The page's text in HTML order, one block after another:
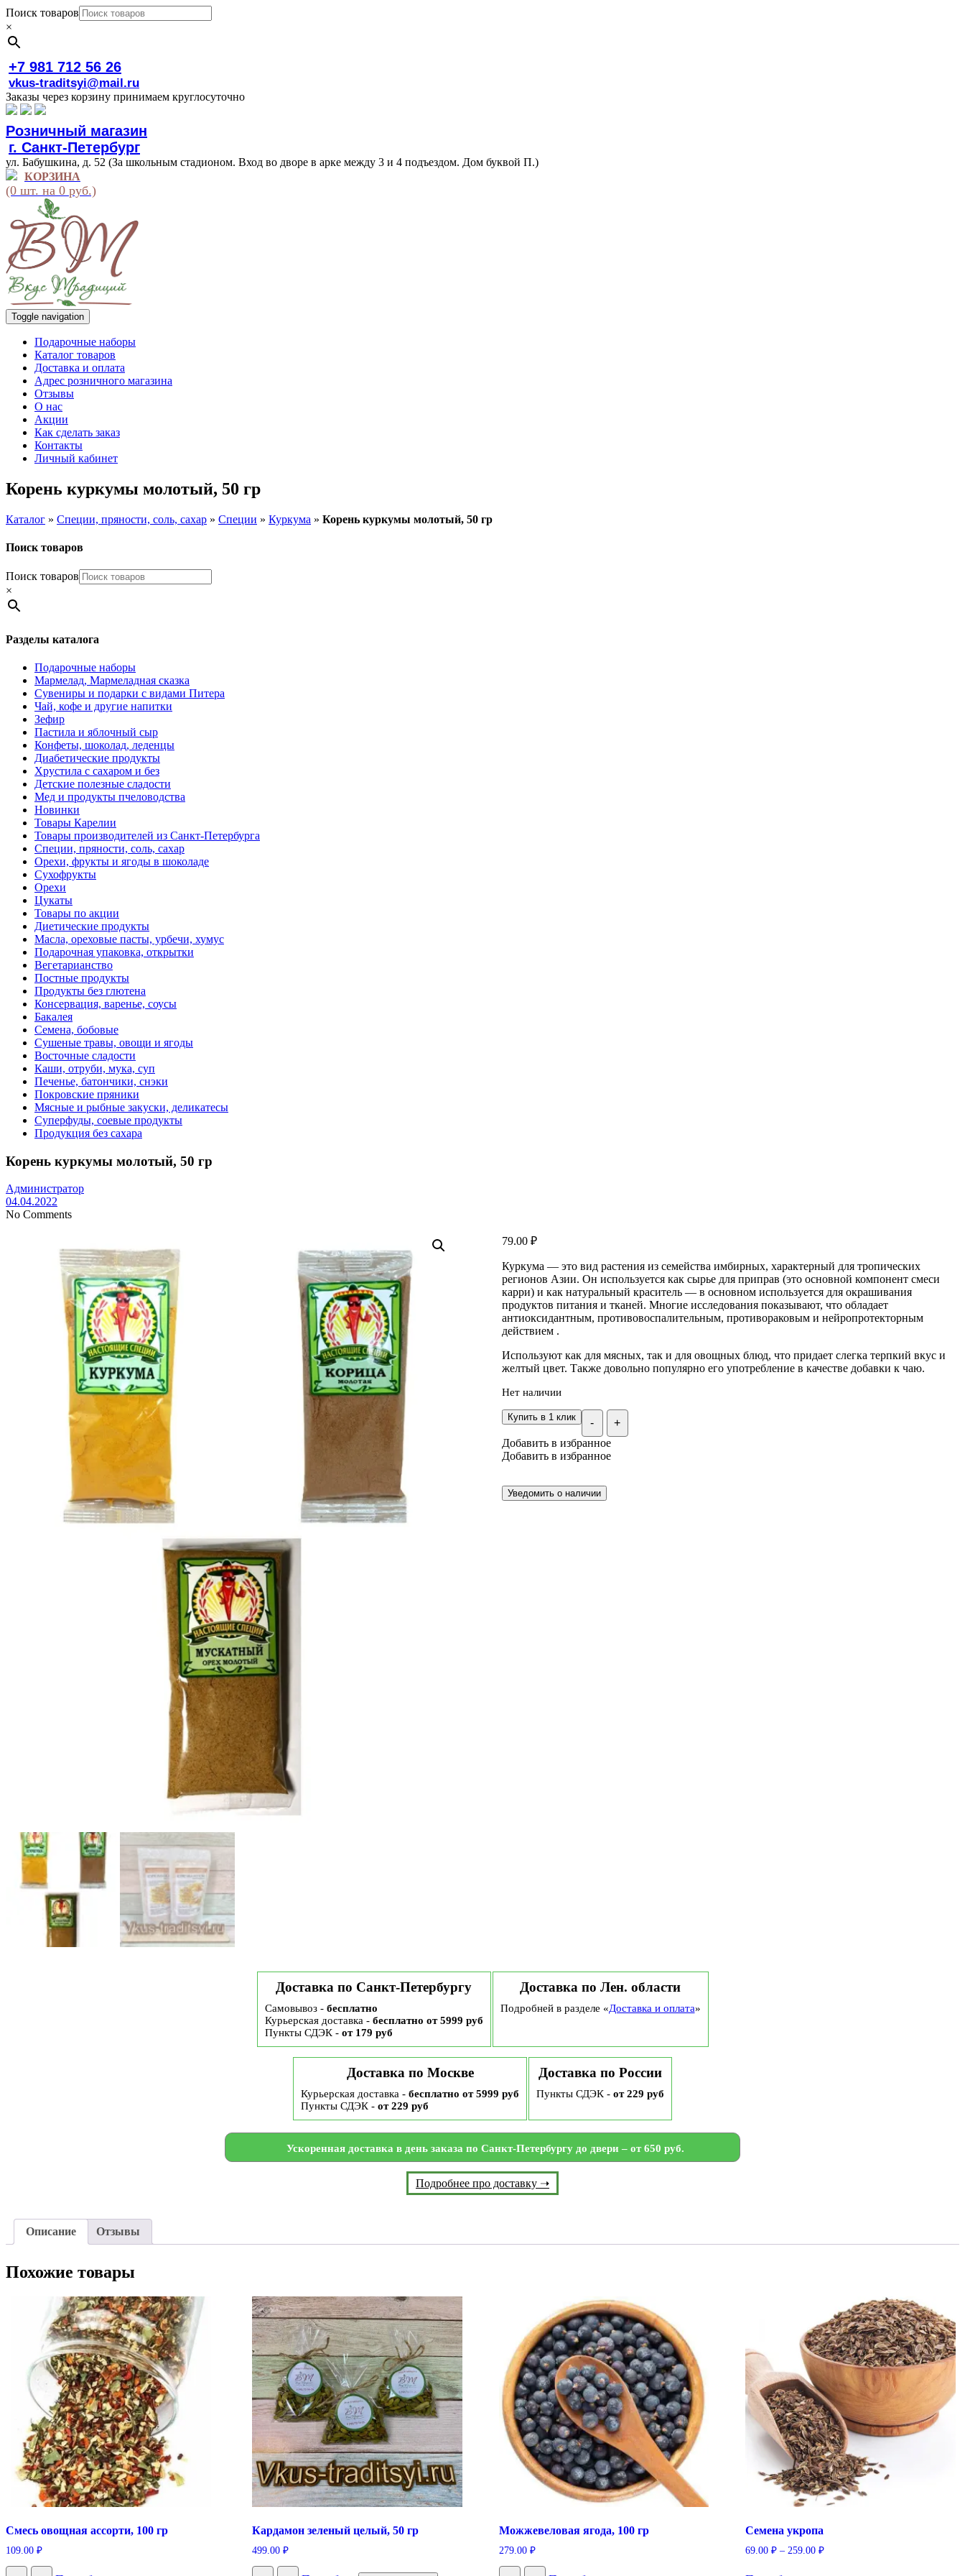
Поиск товаров
×
+7 981 712 56 26
vkus-traditsyi@mail.ru
Заказы через корзину принимаем круглосуточно
Розничный магазин
г. Санкт-Петербург
ул. Бабушкина, д. 52 (За школьным стадионом. Вход во дворе в арке между 3 и 4 подъездом. Дом буквой П.)
КОРЗИНА
(0 шт. на 0 руб.)
Toggle navigation
Подарочные наборы
Каталог товаров
Доставка и оплата
Адрес розничного магазина
Отзывы
О нас
Акции
Как сделать заказ
Контакты
Личный кабинет
Корень куркумы молотый, 50 гр
Каталог » Специи, пряности, соль, сахар » Специи » Куркума » Корень куркумы молотый, 50 гр
Поиск товаров
Поиск товаров
×
Разделы каталога
Подарочные наборы
Мармелад, Мармеладная сказка
Сувениры и подарки с видами Питера
Чай, кофе и другие напитки
Зефир
Пастила и яблочный сыр
Конфеты, шоколад, леденцы
Диабетические продукты
Хрустила с сахаром и без
Детские полезные сладости
Мед и продукты пчеловодства
Новинки
Товары Карелии
Товары производителей из Санкт-Петербурга
Специи, пряности, соль, сахар
Орехи, фрукты и ягоды в шоколаде
Сухофрукты
Орехи
Цукаты
Товары по акции
Диетические продукты
Масла, ореховые пасты, урбечи, хумус
Подарочная упаковка, открытки
Вегетарианство
Постные продукты
Продукты без глютена
Консервация, варенье, соусы
Бакалея
Семена, бобовые
Сушеные травы, овощи и ягоды
Восточные сладости
Каши, отруби, мука, суп
Печенье, батончики, снэки
Покровские пряники
Мясные и рыбные закуски, деликатесы
Суперфуды, соевые продукты
Продукция без сахара
Корень куркумы молотый, 50 гр
Администратор
04.04.2022
No Comments
79.00 ₽
Куркума — это вид растения из семейства имбирных, характерный для тропических
регионов Азии. Он используется как сырье для приправ (это основной компонент смеси
карри) и как натуральный краситель — в основном используется для окрашивания
продуктов питания и тканей. Многие исследования показывают, что обладает
антиоксидантным, противовоспалительным, противораковым и нейропротекторным
действием .
Используют как для мясных, так и для овощных блюд, что придает слегка терпкий вкус и
желтый цвет. Также довольно популярно его употребление в качестве добавки к чаю.
Нет наличии
- +
Купить в 1 клик
Добавить в избранное
Добавить в избранное
Доставка по Санкт-Петербургу
Самовывоз - бесплатно
Курьерская доставка - бесплатно от 5999 руб
Пункты СДЭК - от 179 руб
Доставка по Лен. области
Подробней в разделе «Доставка и оплата»
Доставка по Москве
Курьерская доставка - бесплатно от 5999 руб
Пункты СДЭК - от 229 руб
Доставка по России
Пункты СДЭК - от 229 руб
Ускоренная доставка в день заказа по Санкт-Петербургу до двери – от 650 руб.
Подробнее про доставку ➝
Описание Отзывы
Похожие товары
Смесь овощная ассорти, 100 гр
109.00 ₽
Кардамон зеленый целый, 50 гр
499.00₽
Можжевеловая ягода, 100 гр
279.00 ₽
Семена укропа
69.00 ₽– 259.00 ₽